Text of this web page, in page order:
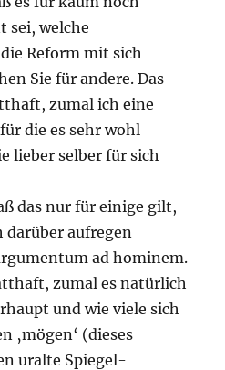
sei, welche
Reform mit sich
Sie für andere. Das
zumal ich eine
die es sehr wohl
lieber selber für sich
das nur für einige gilt,
darüber aufregen
ad hominem.
zumal es natürlich
und wie viele sich
‚mögen‘ (dieses
uralte Spiegel-